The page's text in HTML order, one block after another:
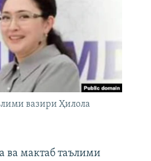
вазири Ҳилола
ва мактаб таълими